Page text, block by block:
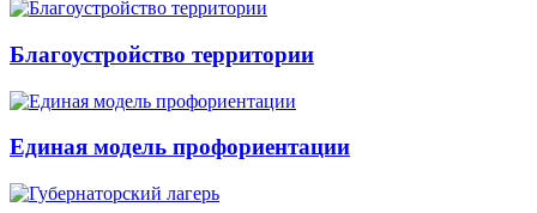
Благоустройство территории
Единая модель профориентации